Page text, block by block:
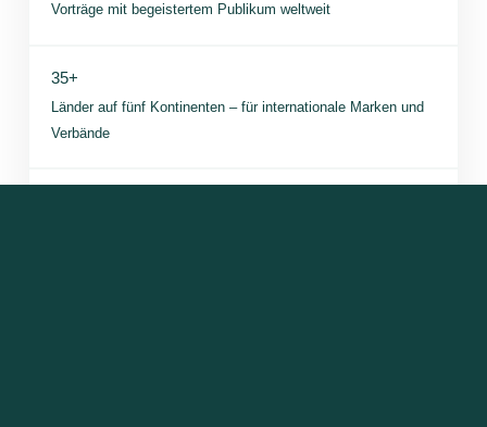
Vorträge mit begeistertem Publikum weltweit
35+
Länder auf fünf Kontinenten – für internationale Marken und
Verbände